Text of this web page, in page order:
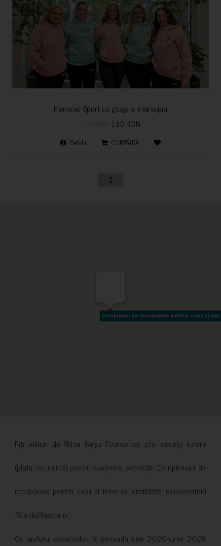
Hanorac Sport cu gluga si marsupiu
130 RON
Detalii CUMPARA
1
Complexul de recuperare pentru copii și
Complexul de recuperare pentru copii și
-
Fiți alături de Mihai Neșu Foundation prin donații lunare
(plată recurentă) pentru susținere activității Complexului de
recuperare pentru copii și tineri cu dizabilități neuromotorii
”Sfântul Nectarie”.
Cu ajutorul donatorilor, în perioada iulie 2020-iunie 2026